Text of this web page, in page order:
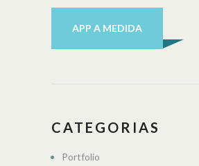
APP A MEDIDA
CATEGORIAS
Portfolio